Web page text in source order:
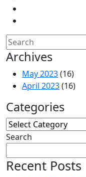
Archives
May 2023(16)
April 2023(16)
Categories
Search
Recent Posts